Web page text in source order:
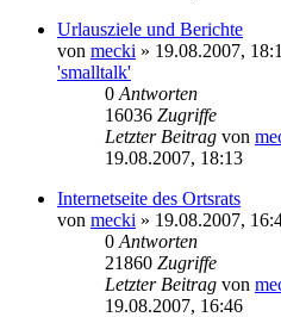
Urlausziele und Berichte
von mecki » 19.08.2007,
'smalltalk'
0 Antworten
16036 Zugriffe
Letzter Beitrag von
19.08.2007, 18:13
Internetseite des Ortsrats
von mecki » 19.08.2007,
0 Antworten
21860 Zugriffe
Letzter Beitrag von
19.08.2007, 16:46